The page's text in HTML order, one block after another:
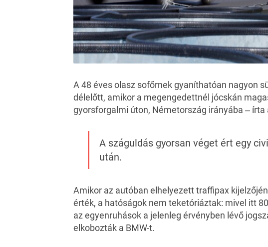
A 48 éves olasz sofőrnek gyaníthatóan nagyon
délelőtt, amikor a megengedettnél jócskán
gyorsforgalmi úton, Németország irányába ‒ írta
A száguldás gyorsan véget ért egy
után.
Amikor az autóban elhelyezett traffipax
érték, a hatóságok nem teketóriáztak: mivel itt
az egyenruhások a jelenleg érvényben lévő
elkobozták a BMW-t.